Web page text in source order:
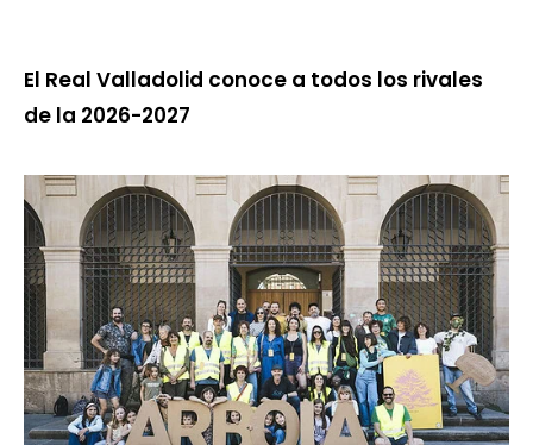
El Real Valladolid conoce a todos los rivales
de la 2026-2027